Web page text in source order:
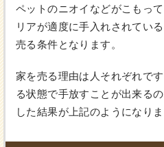
ペットのニオイなどがこもっ
リアが適度に手入れされてい
売る条件となります。
家を売る理由は人それぞれで
る状態で手放すことが出来る
した結果が上記のようになりま